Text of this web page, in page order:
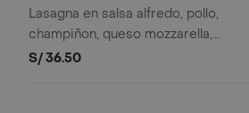
Lasagna en salsa alfredo, pollo,
champiñon, queso mozzarella,
parmesano, orégano, 3 unidades de
S/ 36.50